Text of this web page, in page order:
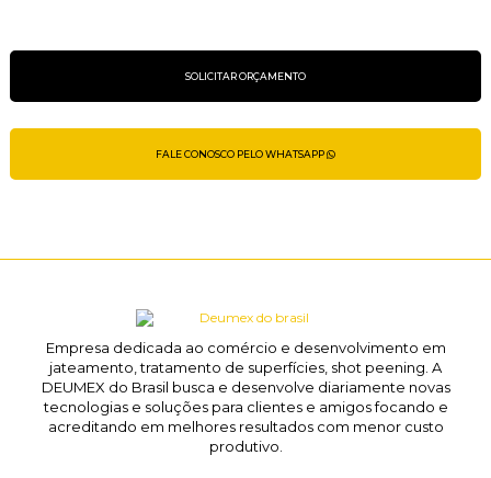
SOLICITAR ORÇAMENTO
FALE CONOSCO PELO WHATSAPP
Empresa dedicada ao comércio e desenvolvimento em
jateamento, tratamento de superfícies, shot peening. A
DEUMEX do Brasil busca e desenvolve diariamente novas
tecnologias e soluções para clientes e amigos focando e
acreditando em melhores resultados com menor custo
produtivo.